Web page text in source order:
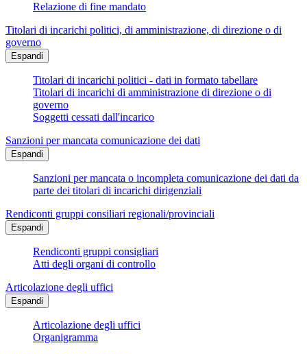
Relazione di fine mandato
Titolari di incarichi politici, di amministrazione, di direzione o di
governo
Espandi
Titolari di incarichi politici - dati in formato tabellare
Titolari di incarichi di amministrazione di direzione o di
governo
Soggetti cessati dall'incarico
Sanzioni per mancata comunicazione dei dati
Espandi
Sanzioni per mancata o incompleta comunicazione dei dati da
parte dei titolari di incarichi dirigenziali
Rendiconti gruppi consiliari regionali/provinciali
Espandi
Rendiconti gruppi consigliari
Atti degli organi di controllo
Articolazione degli uffici
Espandi
Articolazione degli uffici
Organigramma